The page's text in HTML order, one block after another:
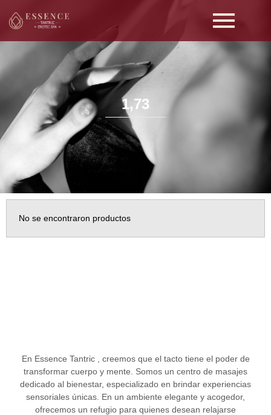
1,73
No se encontraron productos
En Essence Tantric, creemos que el tacto tiene el poder de
transformar cuerpo y mente. Somos un centro de masajes
dedicado al bienestar, especializado en brindar experiencias
sensoriales únicas. En un ambiente elegante y acogedor,
ofrecemos un refugio para quienes desean relajarse